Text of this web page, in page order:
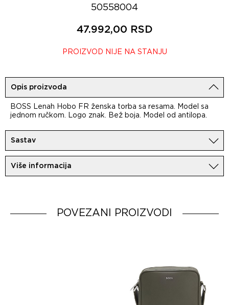
50558004
47.992,00 RSD
PROIZVOD NIJE NA STANJU
Opis proizvoda
BOSS Lenah Hobo FR ženska torba sa resama. Model sa
jednom ručkom. Logo znak. Bež boja. Model od antilopa.
Sastav
Više informacija
POVEZANI PROIZVODI